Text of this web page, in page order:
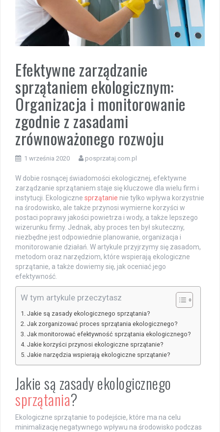
Efektywne zarządzanie
sprzątaniem ekologicznym:
Organizacja i monitorowanie
zgodnie z zasadami
zrównoważonego rozwoju
1 września 2020 posprzataj.com.pl
W dobie rosnącej świadomości ekologicznej, efektywne
zarządzanie sprzątaniem staje się kluczowe dla wielu firm i
instytucji. Ekologiczne sprzątanie nie tylko wpływa korzystnie
na środowisko, ale także przynosi wymierne korzyści w
postaci poprawy jakości powietrza i wody, a także lepszego
wizerunku firmy. Jednak, aby proces ten był skuteczny,
niezbędne jest odpowiednie planowanie, organizacja i
monitorowanie działań. W artykule przyjrzymy się zasadom,
metodom oraz narzędziom, które wspierają ekologiczne
sprzątanie, a także dowiemy się, jak oceniać jego
efektywność.
W tym artykule przeczytasz
Jakie są zasady ekologicznego sprzątania?
Jak zorganizować proces sprzątania ekologicznego?
Jak monitorować efektywność sprzątania ekologicznego?
Jakie korzyści przynosi ekologiczne sprzątanie?
Jakie narzędzia wspierają ekologiczne sprzątanie?
Jakie są zasady ekologicznego
sprzątania?
Ekologiczne sprzątanie to podejście, które ma na celu
minimalizację negatywnego wpływu na środowisko podczas